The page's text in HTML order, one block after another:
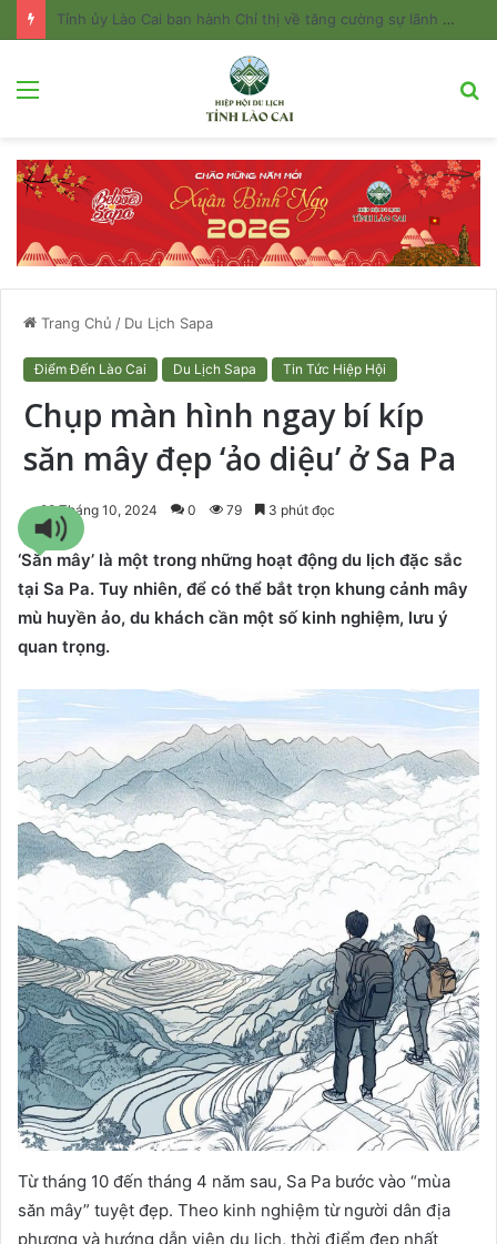
Tỉnh ủy Lào Cai ban hành Chỉ thị về tăng cường sự lãnh đạo của Đảng đối với công tác quản lý và phát triển du lịch
Menu
Trang Chủ / Du Lịch Sapa
Điểm Đến Lào Cai Du Lịch Sapa Tin Tức Hiệp Hội
Chụp màn hình ngay bí kíp
săn mây đẹp ‘ảo diệu’ ở Sa Pa
28 Tháng 10, 2024 0 79 3 phút đọc
‘Săn mây’ là một trong những hoạt động du lịch đặc sắc
tại Sa Pa. Tuy nhiên, để có thể bắt trọn khung cảnh mây
mù huyền ảo, du khách cần một số kinh nghiệm, lưu ý
quan trọng.
Từ tháng 10 đến tháng 4 năm sau, Sa Pa bước vào “mùa
săn mây” tuyệt đẹp. Theo kinh nghiệm từ người dân địa
phương và hướng dẫn viên du lịch, thời điểm đẹp nhất